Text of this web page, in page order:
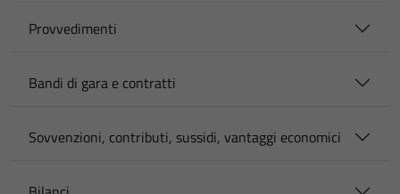
Provvedimenti
Bandi di gara e contratti
Sovvenzioni, contributi, sussidi, vantaggi economici